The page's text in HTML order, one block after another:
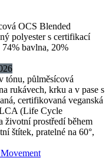
OCS Blended
polyester s certifikací
bavlna, 20%
tónu, půlměsícová
rukávech, krku a v pase s
certifikovaná veganská
(Life Cycle
životní prostředí během
štítek, pratelné na 60°,